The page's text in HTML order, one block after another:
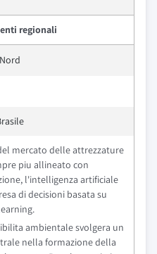
regionali
mercato delle attrezzature
piu allineato con
l'intelligenza artificiale
di decisioni basata su
ambientale svolgera un
nella formazione della